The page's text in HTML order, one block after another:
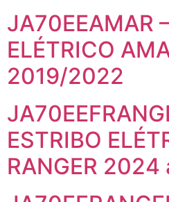
JA70EEAMAR
ELÉTRICO
2019/2022
ESTRIBO
RANGER